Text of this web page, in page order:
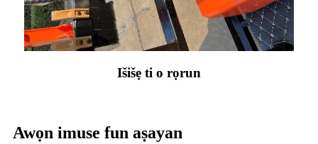
Išišẹ ti o rọrun
Awọn imuse fun aṣayan